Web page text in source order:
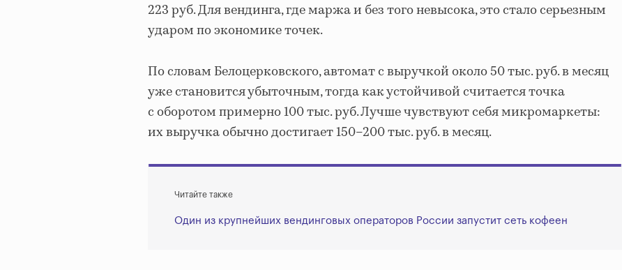
223 руб. Для вендинга, где маржа и без того невысока, это стало серьезным
ударом по экономике точек.
По словам Белоцерковского, автомат с выручкой около 50 тыс. руб. в месяц
уже становится убыточным, тогда как устойчивой считается точка
с оборотом примерно 100 тыс. руб. Лучше чувствуют себя микромаркеты:
их выручка обычно достигает 150–200 тыс. руб. в месяц.
Читайте также
Один из крупнейших вендинговых операторов России запустит сеть кофеен